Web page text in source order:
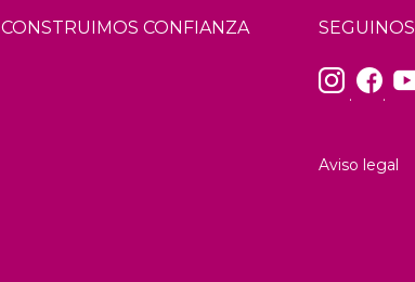
CONSTRUIMOS CONFIANZA SEGUINOS
. .
Aviso legal